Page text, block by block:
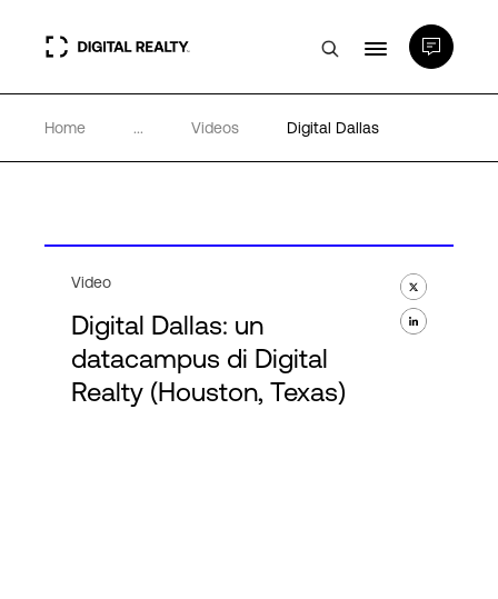
Data center
Partner
Competenze e Risorse
Home ... Videos Digital Dallas
Video
Digital Dallas: un
datacampus di Digital
Realty (Houston, Texas)